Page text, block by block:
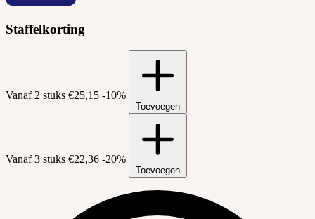
Staffelkorting
Vanaf 2 stuks €25,15 -10%
Toevoegen
Vanaf 3 stuks €22,36 -20%
Toevoegen